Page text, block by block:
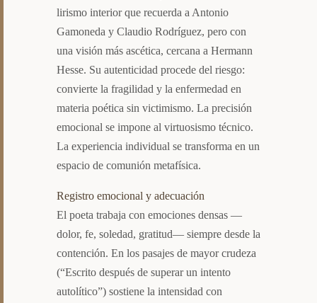
lirismo interior que recuerda a Antonio
Gamoneda y Claudio Rodríguez, pero con
una visión más ascética, cercana a Hermann
Hesse. Su autenticidad procede del riesgo:
convierte la fragilidad y la enfermedad en
materia poética sin victimismo. La precisión
emocional se impone al virtuosismo técnico.
La experiencia individual se transforma en un
espacio de comunión metafísica.
Registro emocional y adecuación
El poeta trabaja con emociones densas —
dolor, fe, soledad, gratitud— siempre desde la
contención. En los pasajes de mayor crudeza
(“Escrito después de superar un intento
autolítico”) sostiene la intensidad con